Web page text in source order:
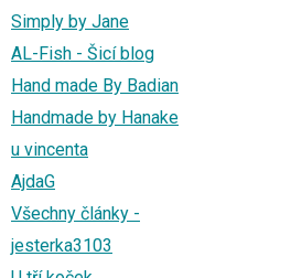
Simply by Jane
AL-Fish - Šicí blog
Hand made By Badian
Handmade by Hanake
u vincenta
AjdaG
Všechny články -
jesterka3103